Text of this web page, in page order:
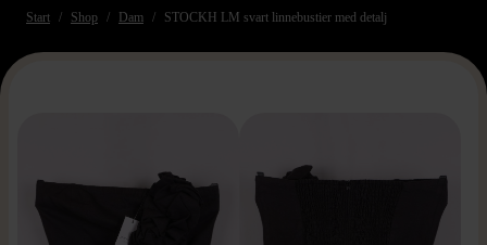
Start Shop Dam STOCKH LM svart linnebustier med detalj